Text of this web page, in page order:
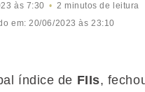
às 7:30
2 minutos de leitura
em: 20/06/2023 às 23:10
índice de FIIs,